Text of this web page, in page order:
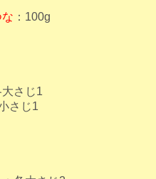
：100g⠀
さじ1⠀
さじ1⠀